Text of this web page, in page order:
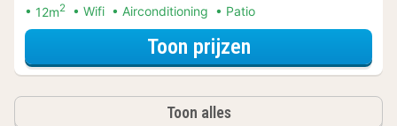
12m2 Wifi Airconditioning Patio
Toon prijzenvoor Late
Toon alles